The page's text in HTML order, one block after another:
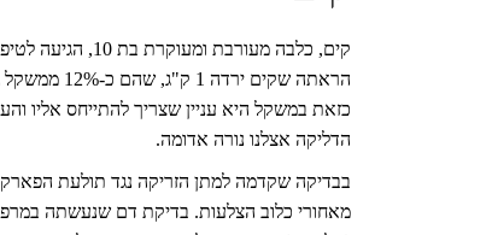
קים, כלבה
הראתה
כזאת במשקל היא עניין שצריך להתייחס אליו
הדליקה אצלנו נורה אדומה.
בבדיקה שקדמה למתן הזריקה נגד תולעת
מאחורי כלוב הצלעות. בדיקת דם שנעשתה